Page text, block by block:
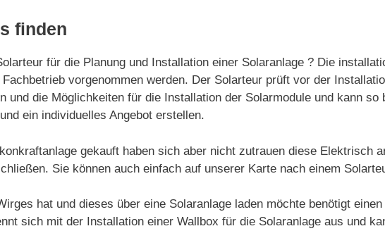
finden
für die Planung und Installation einer Solaranlage ? Die
vorgenommen werden. Der Solarteur prüft vor der
und die Möglichkeiten für die Installation der Solarmodule und kann so
ein individuelles Angebot erstellen.
gekauft haben sich aber nicht zutrauen diese Elektrisch
Sie können auch einfach auf unserer Karte nach einem
hat und dieses über eine Solaranlage laden möchte benötigt
sich mit der Installation einer Wallbox für die Solaranlage aus und